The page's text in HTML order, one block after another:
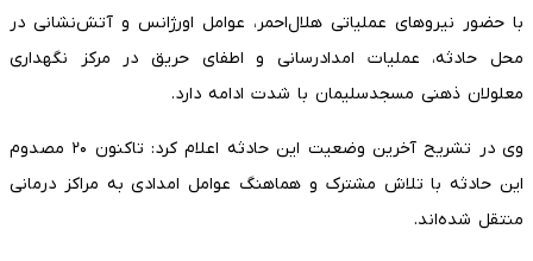
با حضور نیروهای عملیاتی هلال‌احمر، عوامل اورژانس و آتش‌نشانی در
محل حادثه، عملیات امدادرسانی و اطفای حریق در مرکز نگهداری
معلولان ذهنی مسجدسلیمان با شدت ادامه دارد.
وی در تشریح آخرین وضعیت این حادثه اعلام کرد: تاکنون ۲۰ مصدوم
این حادثه با تلاش مشترک و هماهنگ عوامل امدادی به مراکز درمانی
منتقل شده‌اند.